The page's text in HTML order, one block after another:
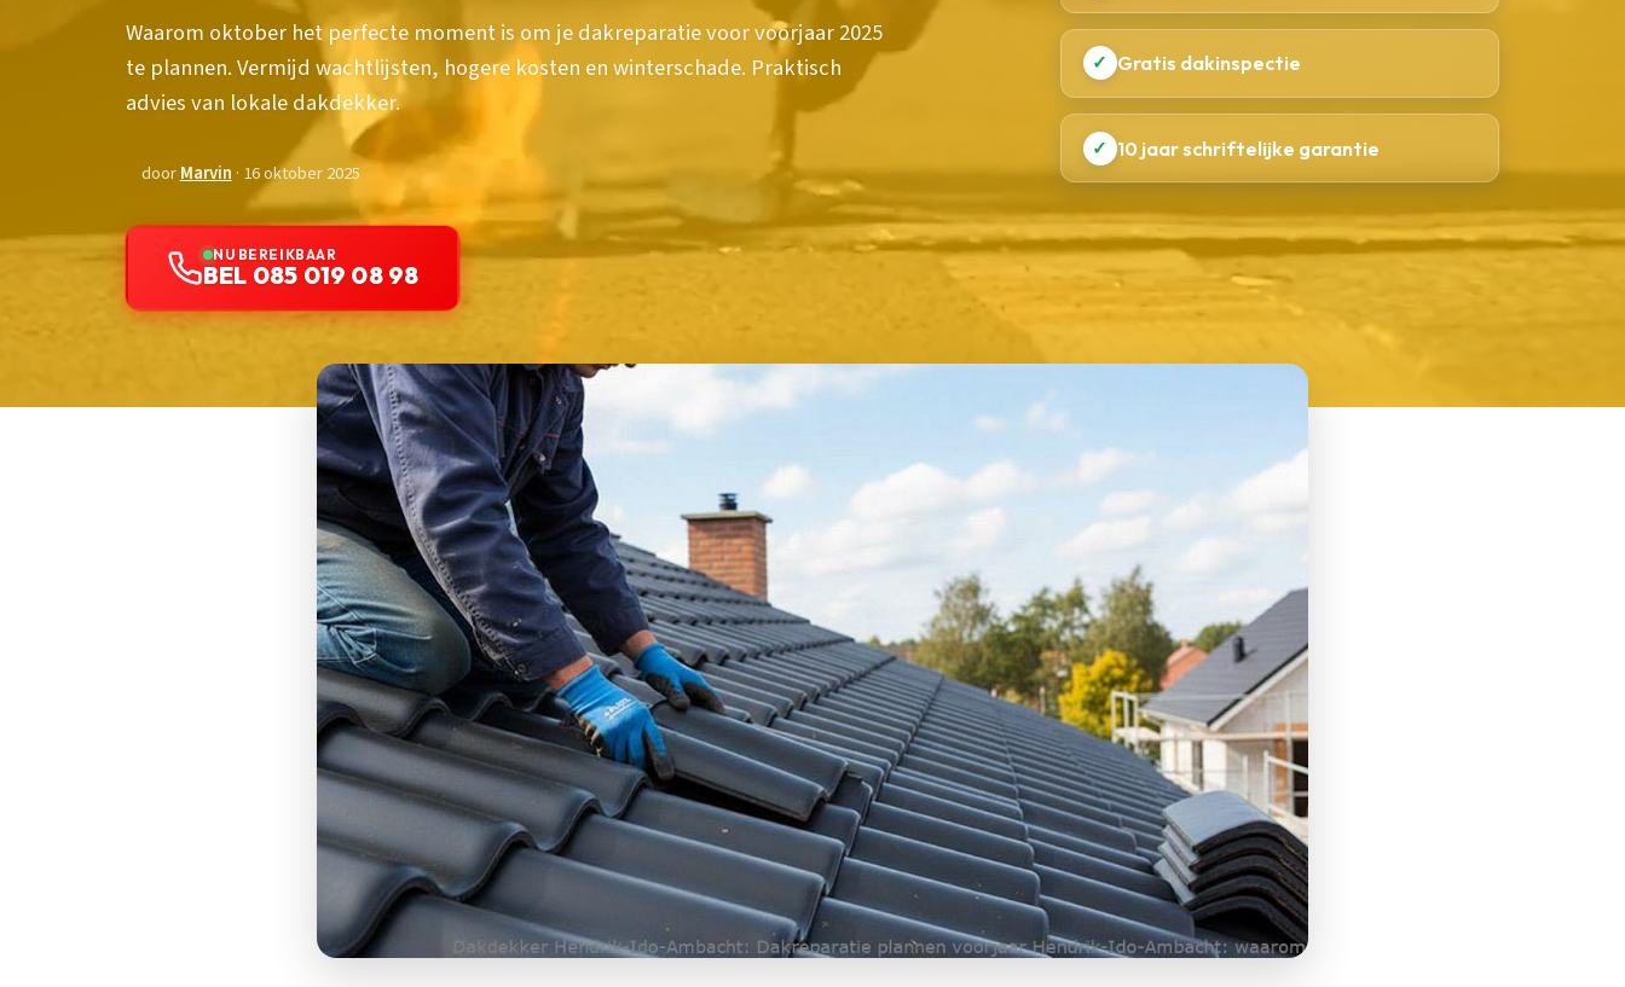
Waarom oktober het perfecte moment is om je dakreparatie voor voorjaar 2025
te plannen. Vermijd wachtlijsten, hogere kosten en winterschade. Praktisch
advies van lokale dakdekker.
doorMarvin · 16 oktober 2025
NU BEREIKBAAR
BEL 085 019 08 98
✓ Gratis dakinspectie
✓ 10 jaar schriftelijke garantie